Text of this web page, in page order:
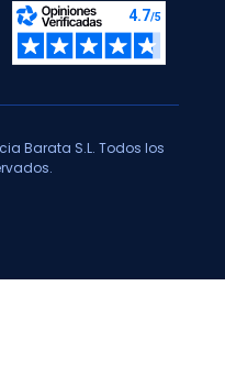
Barata S.L. Todos los